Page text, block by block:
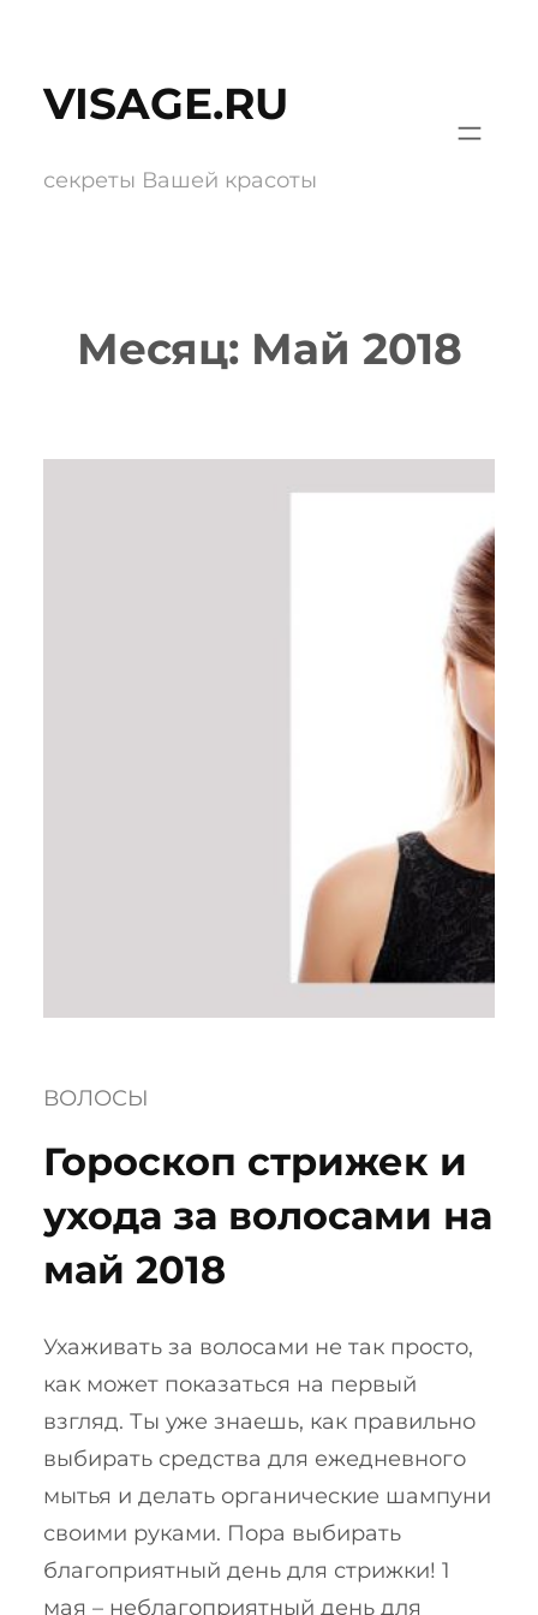
содержимому
VISAGE.RU
секреты Вашей красоты
Месяц: Май 2018
ВОЛОСЫ
Гороскоп стрижек и
ухода за волосами на
май 2018
Ухаживать за волосами не так просто,
как может показаться на первый
взгляд. Ты уже знаешь, как правильно
выбирать средства для ежедневного
мытья и делать органические шампуни
своими руками. Пора выбирать
благоприятный день для стрижки! 1
мая – неблагоприятный день для